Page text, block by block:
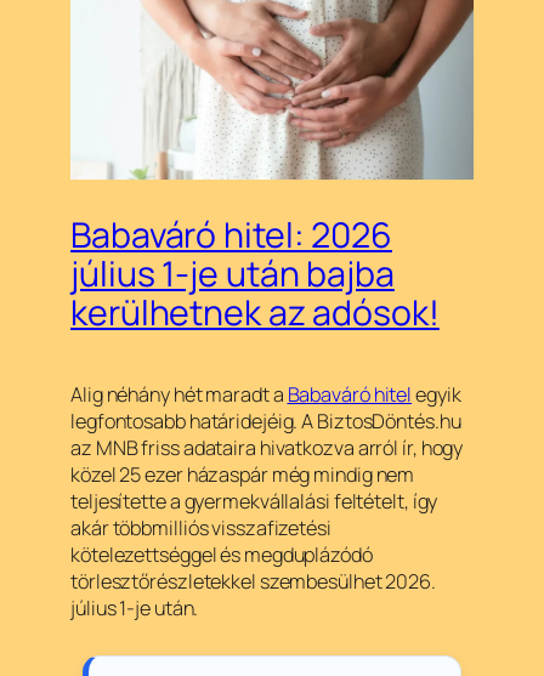
Babaváró hitel: 2026
július 1-je után bajba
kerülhetnek az adósok!
Alig néhány hét maradt a Babaváró hitelegyik
legfontosabb határidejéig. A BiztosDöntés.hu
az MNB friss adataira hivatkozva arról ír, hogy
közel 25 ezer házaspár még mindig nem
teljesítette a gyermekvállalási feltételt, így
akár többmilliós visszafizetési
kötelezettséggel és megduplázódó
törlesztőrészletekkel szembesülhet 2026.
július 1-je után.